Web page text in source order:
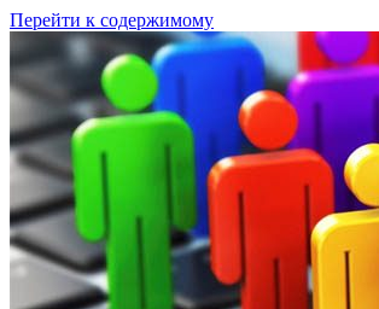
Перейти к содержимому